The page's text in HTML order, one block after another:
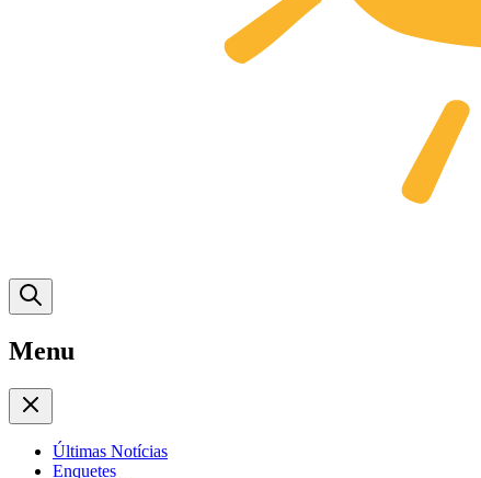
Menu
Últimas Notícias
Enquetes